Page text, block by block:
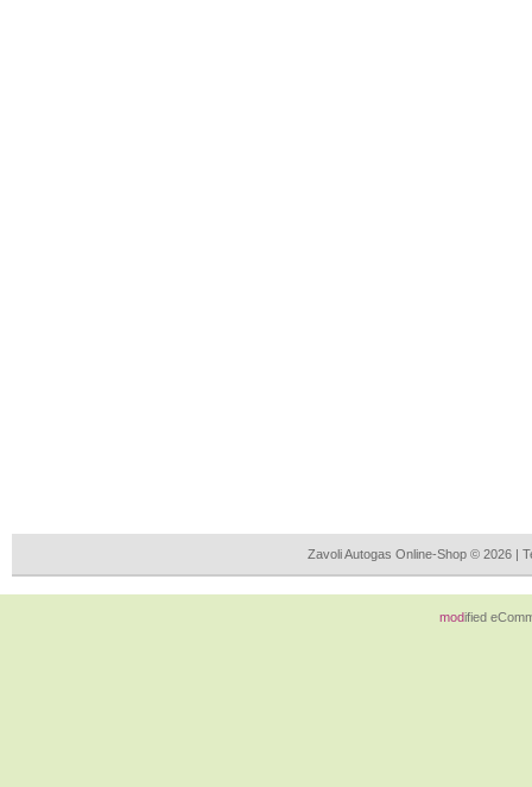
Zavoli Autogas Online-Shop © 2026 |
modified